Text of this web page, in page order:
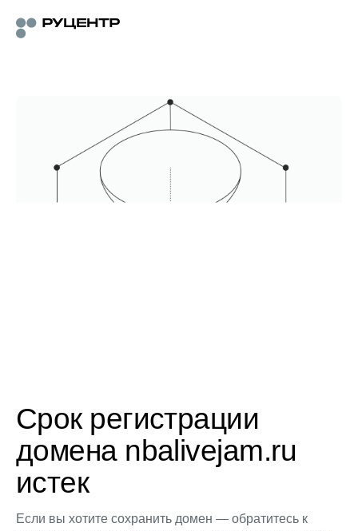
Срок регистрации
домена nbalivejam.ru
истек
Если вы хотите сохранить домен — обратитесь к